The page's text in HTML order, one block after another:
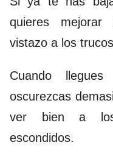
quieres
vistazo a los
Cuando
oscurezcas
ver bien a los
escondidos.